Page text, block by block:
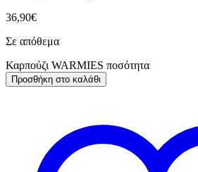
36,90€
Σε απόθεμα
Καρπούζι WARMIES ποσότητα
Προσθήκη στο καλάθι